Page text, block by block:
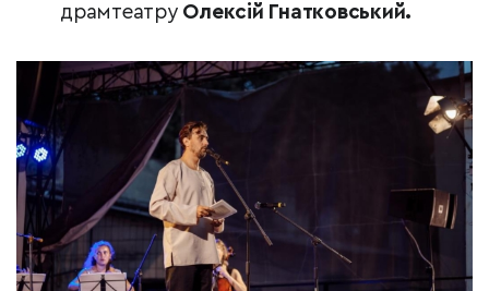
драмтеатру Олексій Гнатковський.